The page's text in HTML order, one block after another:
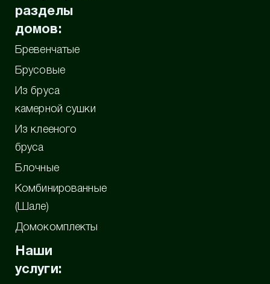
разделы
домов:
Бревенчатые
Брусовые
Из бруса
камерной сушки
Из клееного
бруса
Блочные
Комбинированные
(Шале)
Домокомплекты
Наши
услуги: